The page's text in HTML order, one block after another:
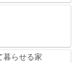
暮らせる家